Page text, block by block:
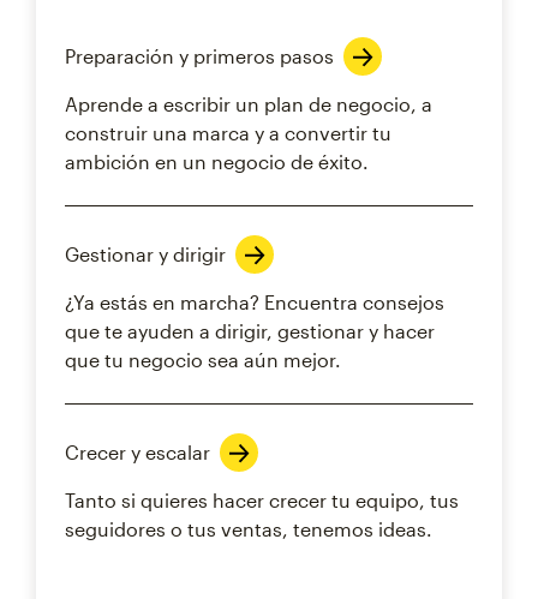
Preparación y primeros pasos
Aprende a escribir un plan de negocio, a
construir una marca y a convertir tu
ambición en un negocio de éxito.
Gestionar y dirigir
¿Ya estás en marcha? Encuentra consejos
que te ayuden a dirigir, gestionar y hacer
que tu negocio sea aún mejor.
Crecer y escalar
Tanto si quieres hacer crecer tu equipo, tus
seguidores o tus ventas, tenemos ideas.